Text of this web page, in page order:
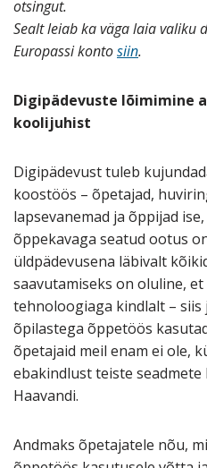
otsingut.
Sealt leiab ka väga laia valiku
Europassi kontosiin.
Digipädevuste lõimimine
koolijuhist
Digipädevust tuleb
koostöös – õpetajad,
lapsevanemad ja õppijad
õppekavaga seatud ootus
üldpädevusena läbivalt
saavutamiseks on oluline,
tehnoloogiaga kindlalt – siis
õpilastega õppetöös
õpetajaid meil enam ei ole,
ebakindlust teiste seadmete
Haavandi.
Andmaks õpetajatele nõu,